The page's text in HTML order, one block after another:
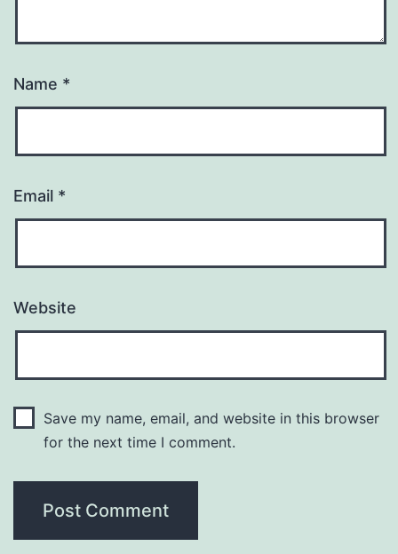
Name *
Email *
Website
Save my name, email, and website in this browser
for the next time I comment.